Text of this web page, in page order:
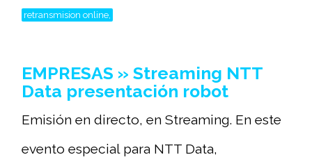
retransmision online,
EMPRESAS » Streaming NTT
Data presentación robot
Emisión en directo, en Streaming. En este
evento especial para NTT Data,